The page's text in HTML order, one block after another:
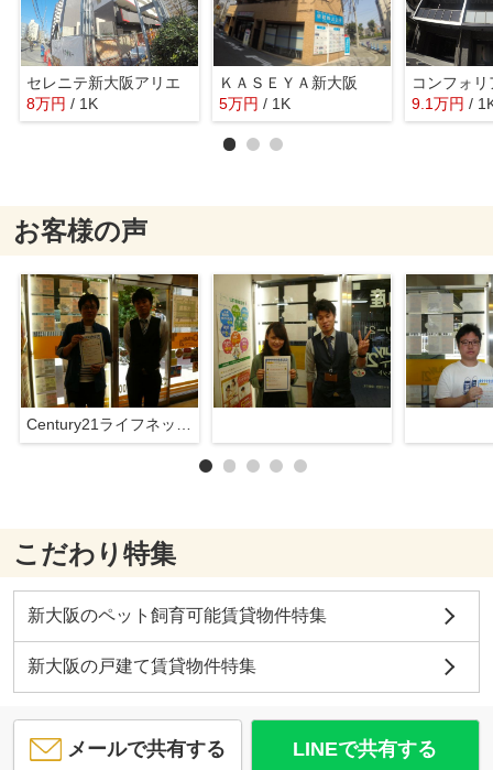
セレニテ新大阪アリエ
8万円 / 1K
ＫＡＳＥＹＡ新大阪
5万円 / 1K 9.1万円 /
お客様の声
こだわり特集
新大阪のペット飼育可能賃貸物件特集
新大阪の戸建て賃貸物件特集
メールで共有する LINEで共有する